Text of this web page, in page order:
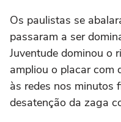
Os paulistas se
passaram a ser
Juventude dominou o
ampliou o placar com
às redes nos minutos
desatenção da zaga